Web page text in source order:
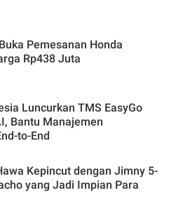
2026
Pemesanan Honda
Rp438 Juta
Luncurkan TMS EasyGo
Bantu Manajemen
to-End
Kepincut dengan Jimny 5-
yang Jadi Impian Para